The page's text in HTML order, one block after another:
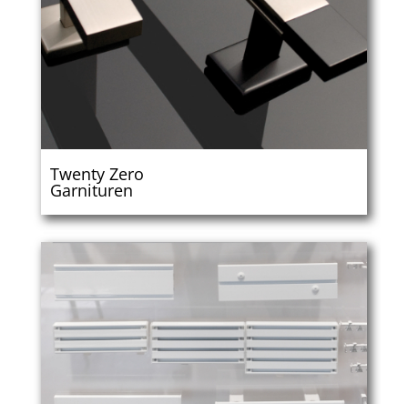
Twenty Zero
Garnituren